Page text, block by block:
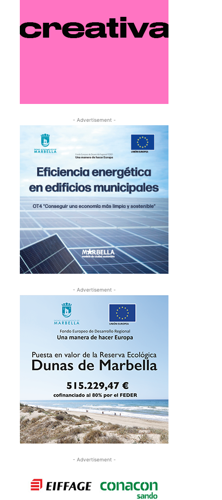
- Advertisement -
- Advertisement -
- Advertisement -